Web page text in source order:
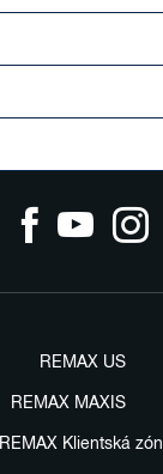
REMAX US
REMAX MAXIS
REMAX Klientská